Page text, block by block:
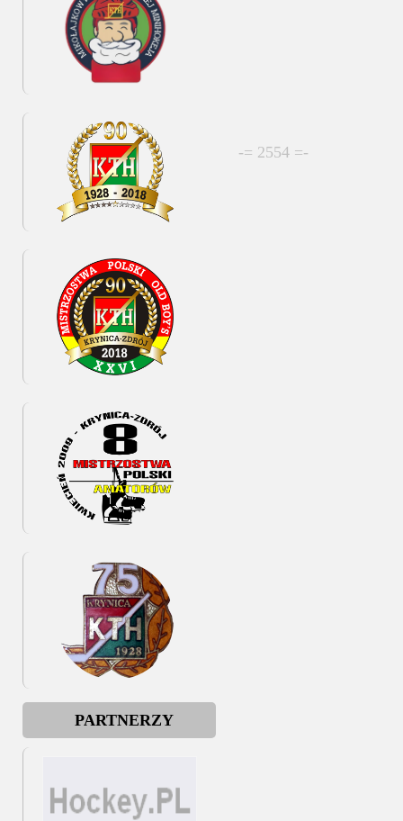
PARTNERZY
-= 2554 =-